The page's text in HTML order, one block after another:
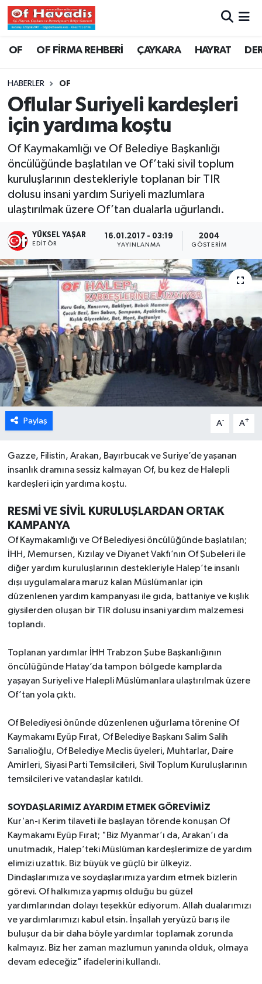
OF OF FİRMA REHBERİ ÇAYKARA HAYRAT
HABERLER OF
Oflular Suriyeli kardeşleri
için yardıma koştu
Of Kaymakamlığı ve Of Belediye Başkanlığı
öncülüğünde başlatılan ve Of’taki sivil toplum
kuruluşlarının destekleriyle toplanan bir TIR
dolusu insani yardım Suriyeli mazlumlara
ulaştırılmak üzere Of’tan dualarla uğurlandı.
YÜKSEL YAŞAR
EDITÖR
16.01.2017 - 03:19
YAYINLANMA
2004
GÖSTERIM
Paylaş A- A+
Gazze, Filistin, Arakan, Bayırbucak ve Suriye’de yaşanan
insanlık dramına sessiz kalmayan Of, bu kez de Halepli
kardeşleri için yardıma koştu.
RESMİ VE SİVİL KURULUŞLARDAN ORTAK
KAMPANYA
Of Kaymakamlığı ve Of Belediyesi öncülüğünde başlatılan;
İHH, Memursen, Kızılay ve Diyanet Vakfı’nın Of Şubeleri ile
diğer yardım kuruluşlarının destekleriyle Halep’te insanlı
dışı uygulamalara maruz kalan Müslümanlar için
düzenlenen yardım kampanyası ile gıda, battaniye ve kışlık
giysilerden oluşan bir TIR dolusu insani yardım malzemesi
toplandı.
Toplanan yardımlar İHH Trabzon Şube Başkanlığının
öncülüğünde Hatay’da tampon bölgede kamplarda
yaşayan Suriyeli ve Halepli Müslümanlara ulaştırılmak üzere
Of’tan yola çıktı.
Of Belediyesi önünde düzenlenen uğurlama törenine Of
Kaymakamı Eyüp Fırat, Of Belediye Başkanı Salim Salih
Sarıalioğlu, Of Belediye Meclis üyeleri, Muhtarlar, Daire
Amirleri, Siyasi Parti Temsilcileri, Sivil Toplum Kuruluşlarının
temsilcileri ve vatandaşlar katıldı.
SOYDAŞLARIMIZ AYARDIM ETMEK GÖREVİMİZ
Kur'an-ı Kerim tilaveti ile başlayan törende konuşan Of
Kaymakamı Eyüp Fırat; "Biz Myanmar’ı da, Arakan’ı da
unutmadık, Halep’teki Müslüman kardeşlerimize de yardım
elimizi uzattık. Biz büyük ve güçlü bir ülkeyiz.
Dindaşlarımıza ve soydaşlarımıza yardım etmek bizlerin
görevi. Of halkımıza yapmış olduğu bu güzel
yardımlarından dolayı teşekkür ediyorum. Allah dualarımızı
ve yardımlarımızı kabul etsin. İnşallah yeryüzü barış ile
buluşur da bir daha böyle yardımlar toplamak zorunda
kalmayız. Biz her zaman mazlumun yanında olduk, olmaya
devam edeceğiz" ifadelerini kullandı.
Trabzon Nöbetçi Eczaneler
Trabzon Namaz Vakitleri
Trabzon Trafik Yoğunluk Haritası
Süper Lig Puan Durumu ve Fikstür
Tüm Manşetler